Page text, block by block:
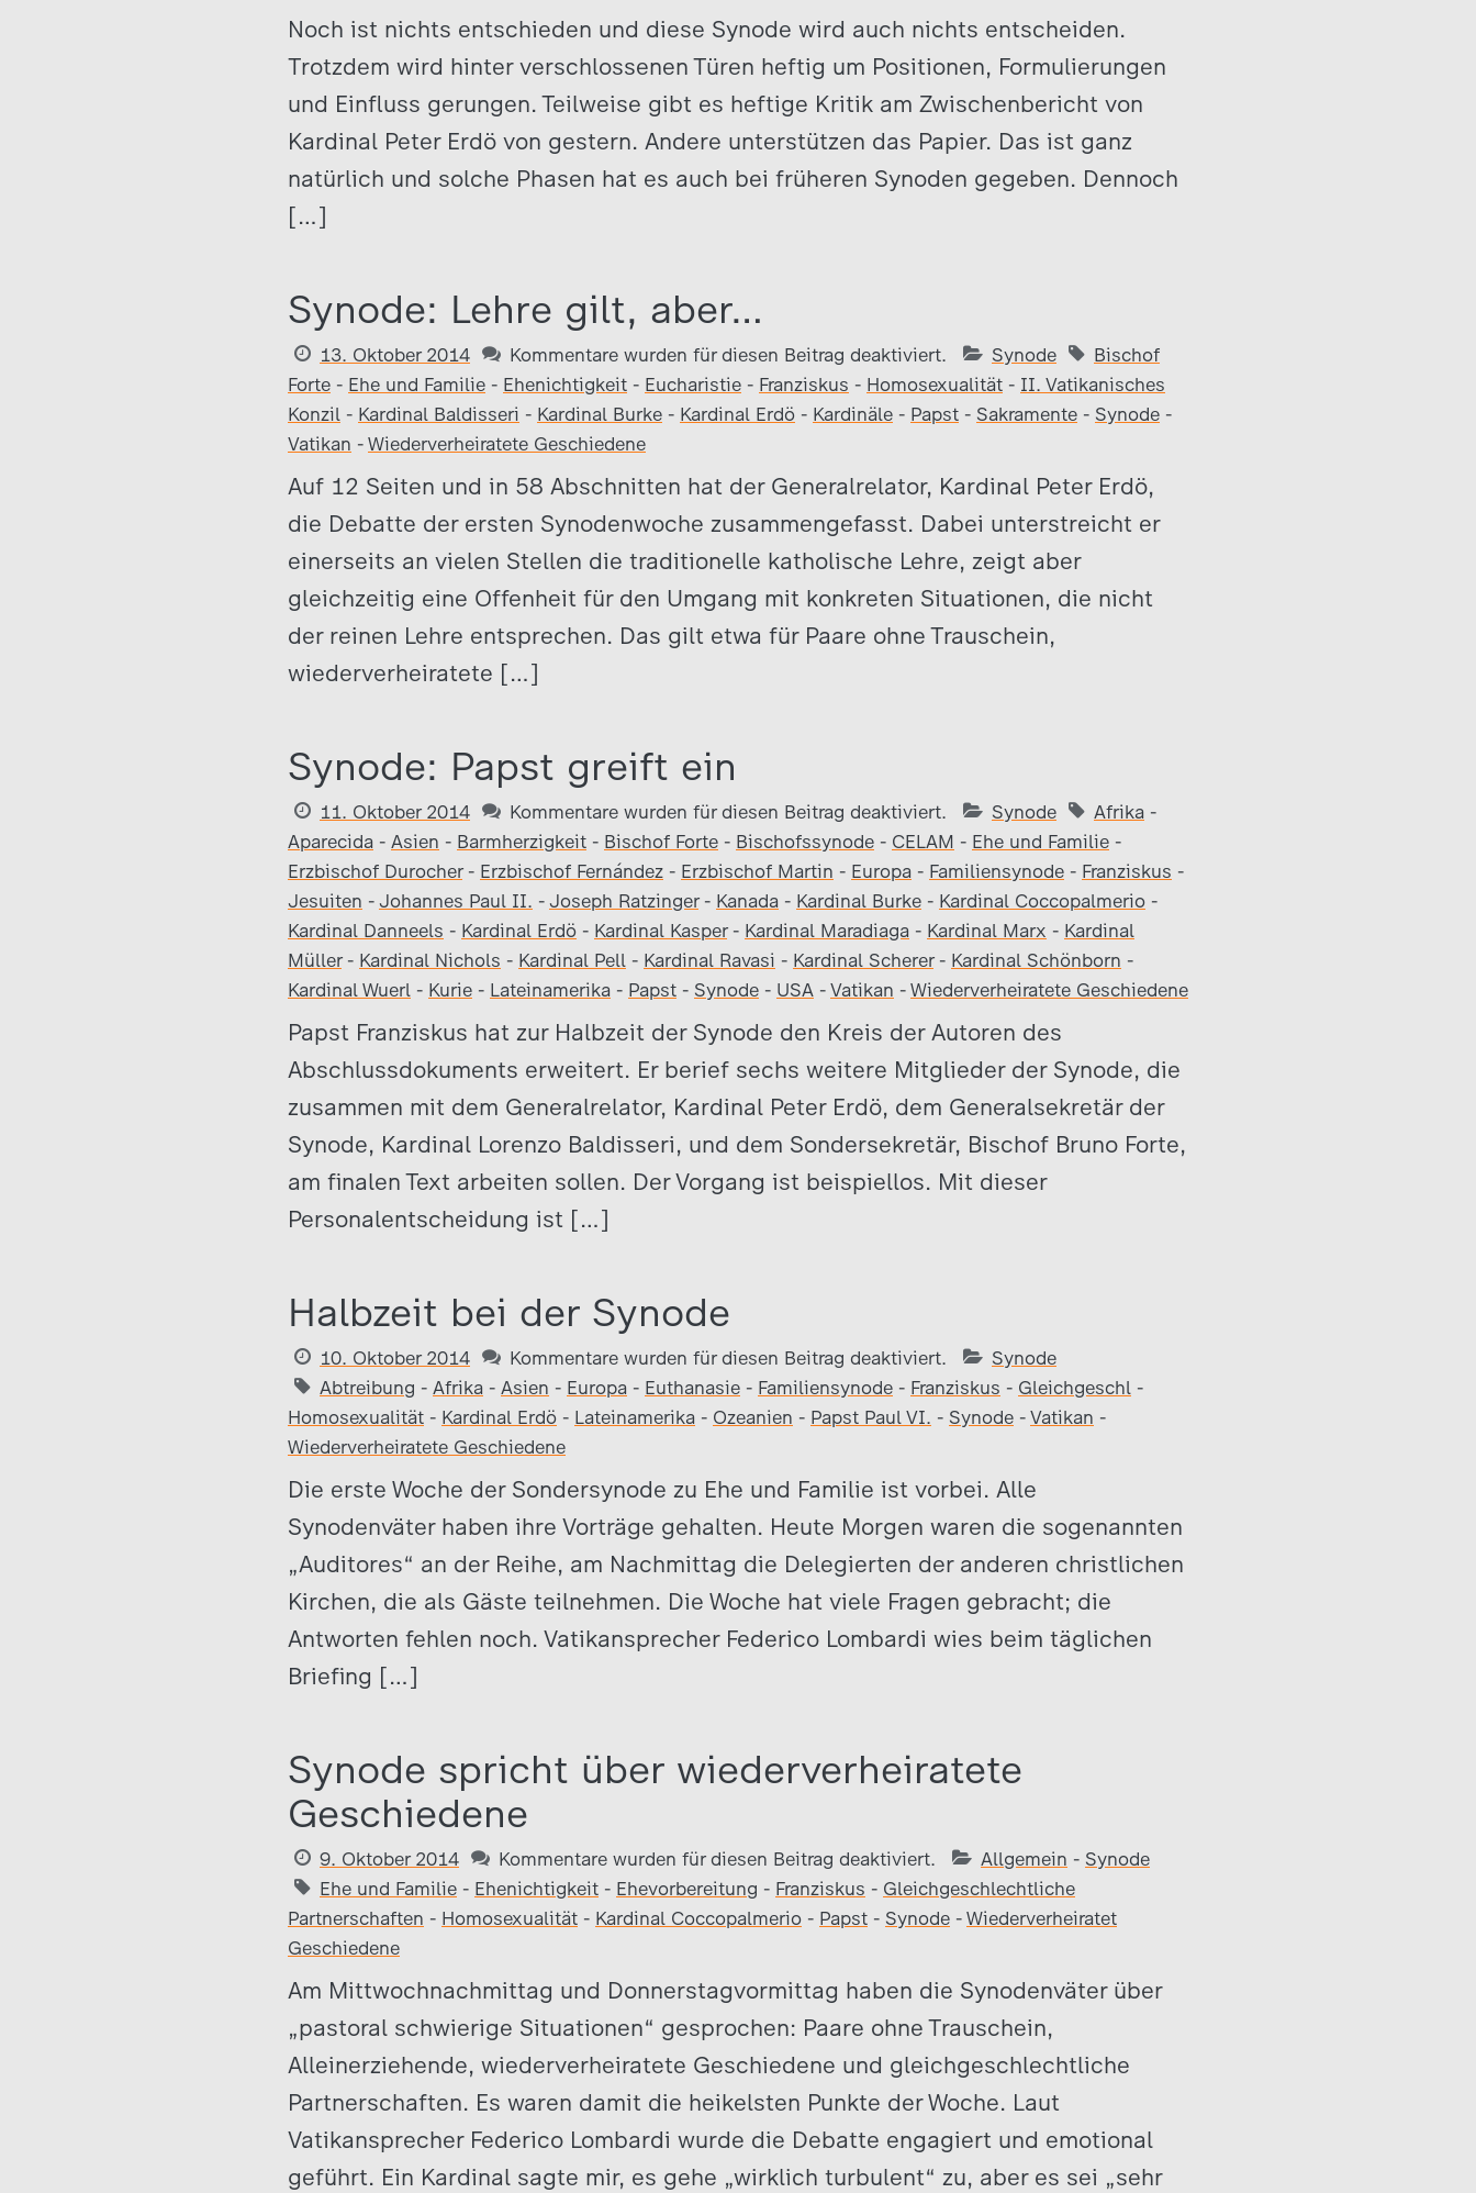
Noch ist nichts entschieden und diese Synode wird auch nichts entscheiden.
Trotzdem wird hinter verschlossenen Türen heftig um Positionen, Formulierungen
und Einfluss gerungen. Teilweise gibt es heftige Kritik am Zwischenbericht von
Kardinal Peter Erdö von gestern. Andere unterstützen das Papier. Das ist ganz
natürlich und solche Phasen hat es auch bei früheren Synoden gegeben. Dennoch
[…]
Synode: Lehre gilt, aber…
13. Oktober 2014 Kommentare wurden für diesen Beitrag deaktiviert. Synode
Bischof
Forte - Ehe und Familie - Ehenichtigkeit - Eucharistie - Franziskus - Homosexualität - II. Vatikanisches
Konzil - Kardinal Baldisseri - Kardinal Burke - Kardinal Erdö - Kardinäle - Papst - Sakramente - Synode -
Vatikan - Wiederverheiratete Geschiedene
Auf 12 Seiten und in 58 Abschnitten hat der Generalrelator, Kardinal Peter Erdö,
die Debatte der ersten Synodenwoche zusammengefasst. Dabei unterstreicht er
einerseits an vielen Stellen die traditionelle katholische Lehre, zeigt aber
gleichzeitig eine Offenheit für den Umgang mit konkreten Situationen, die nicht
der reinen Lehre entsprechen. Das gilt etwa für Paare ohne Trauschein,
wiederverheiratete […]
Synode: Papst greift ein
11. Oktober 2014 Kommentare wurden für diesen Beitrag deaktiviert. Synode Afrika -
Aparecida - Asien - Barmherzigkeit - Bischof Forte - Bischofssynode - CELAM - Ehe und Familie -
Erzbischof Durocher- Erzbischof Fernández - Erzbischof Martin - Europa - Familiensynode - Franziskus -
Jesuiten - Johannes Paul II. - Joseph Ratzinger- Kanada - Kardinal Burke - Kardinal Coccopalmerio -
Kardinal Danneels - Kardinal Erdö - Kardinal Kasper- Kardinal Maradiaga - Kardinal Marx - Kardinal
Müller- Kardinal Nichols - Kardinal Pell - Kardinal Ravasi - Kardinal Scherer- Kardinal Schönborn -
Kardinal Wuerl - Kurie - Lateinamerika - Papst - Synode - USA - Vatikan - Wiederverheiratete Geschiedene
Papst Franziskus hat zur Halbzeit der Synode den Kreis der Autoren des
Abschlussdokuments erweitert. Er berief sechs weitere Mitglieder der Synode, die
zusammen mit dem Generalrelator, Kardinal Peter Erdö, dem Generalsekretär der
Synode, Kardinal Lorenzo Baldisseri, und dem Sondersekretär, Bischof Bruno Forte,
am finalen Text arbeiten sollen. Der Vorgang ist beispiellos. Mit dieser
Personalentscheidung ist […]
Halbzeit bei der Synode
10. Oktober 2014 Kommentare wurden für diesen Beitrag deaktiviert.
Synode
Abtreibung - Afrika - Asien - Europa - Euthanasie - Familiensynode - Franziskus - Gleichgeschl -
Homosexualität - Kardinal Erdö - Lateinamerika - Ozeanien - Papst Paul VI. - Synode - Vatikan -
Wiederverheiratete Geschiedene
Die erste Woche der Sondersynode zu Ehe und Familie ist vorbei. Alle
Synodenväter haben ihre Vorträge gehalten. Heute Morgen waren die sogenannten
„Auditores“ an der Reihe, am Nachmittag die Delegierten der anderen christlichen
Kirchen, die als Gäste teilnehmen. Die Woche hat viele Fragen gebracht; die
Antworten fehlen noch. Vatikansprecher Federico Lombardi wies beim täglichen
Briefing […]
Synode spricht über wiederverheiratete
Geschiedene
9. Oktober 2014 Kommentare wurden für diesen Beitrag deaktiviert. Allgemein - Synode
Ehe und Familie - Ehenichtigkeit - Ehevorbereitung - Franziskus - Gleichgeschlechtliche
Partnerschaften - Homosexualität - Kardinal Coccopalmerio - Papst - Synode - Wiederverheiratet
Geschiedene
Am Mittwochnachmittag und Donnerstagvormittag haben die Synodenväter über
„pastoral schwierige Situationen“ gesprochen: Paare ohne Trauschein,
Alleinerziehende, wiederverheiratete Geschiedene und gleichgeschlechtliche
Partnerschaften. Es waren damit die heikelsten Punkte der Woche. Laut
Vatikansprecher Federico Lombardi wurde die Debatte engagiert und emotional
geführt. Ein Kardinal sagte mir, es gehe „wirklich turbulent“ zu, aber es sei „sehr